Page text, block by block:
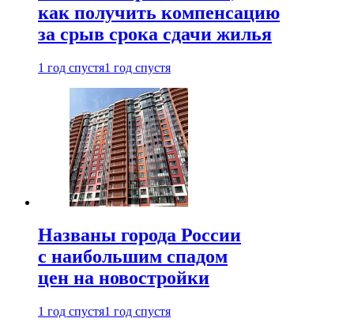
как получить компенсацию
за срыв срока сдачи жилья
1 год спустя1 год спустя
Названы города России
с наибольшим спадом
цен на новостройки
1 год спустя1 год спустя